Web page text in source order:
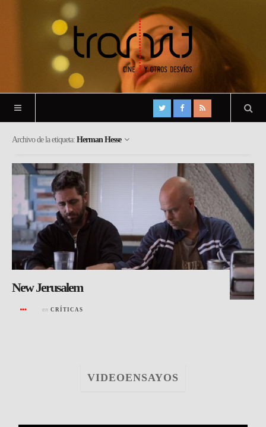
Archivo de la etiqueta: Herman Hesse
New Jerusalem
en CRÍTICAS
VIDEOENSAYOS